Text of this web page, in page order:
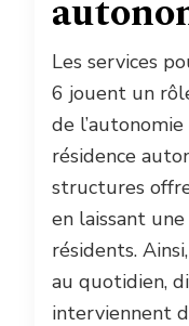
Les services
6 jouent un
de
résidence
structures
en laissant
résidents.
au quotidien,
interviennent